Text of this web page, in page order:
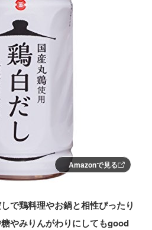
Amazonで見る
で鶏料理やお鍋と相性ぴったり
やみりんがわりにしてもgood